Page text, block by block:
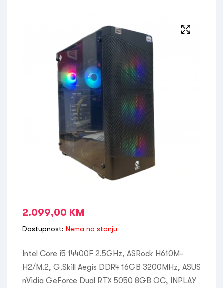
2.099,00 KM
Dostupnost: Nema na stanju
Intel Core i5 14400F 2.5GHz, ASRock H610M-
H2/M.2, G.Skill Aegis DDR4 16GB 3200MHz, ASUS
nVidia GeForce Dual RTX 5050 8GB OC, INPLAY